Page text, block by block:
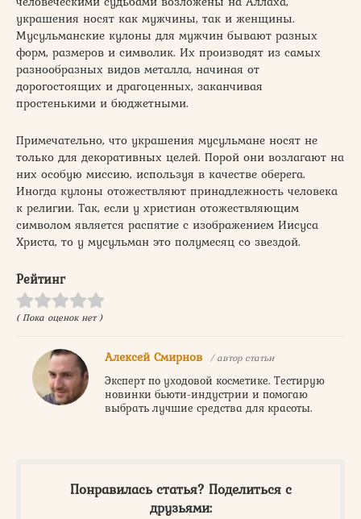
украшения носят как мужчины, так и женщины.
Мусульманские кулоны для мужчин бывают разных
форм, размеров и символик. Их производят из самых
разнообразных видов металла, начиная от
дорогостоящих и драгоценных, заканчивая
простенькими и бюджетными.
Примечательно, что украшения мусульмане носят не
только для декоративных целей. Порой они возлагают на
них особую миссию, используя в качестве оберега.
Иногда кулоны отожествляют принадлежность человека
к религии. Так, если у христиан отожествляющим
символом является распятие с изображением Иисуса
Христа, то у мусульман это полумесяц со звездой.
Рейтинг
( Пока оценок нет )
Алексей Смирнов / автор статьи
Эксперт по уходовой косметике. Тестирую
новинки бьюти-индустрии и помогаю
выбрать лучшие средства для красоты.
Понравилась статья? Поделиться с
друзьями: